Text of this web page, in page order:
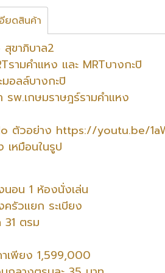
ยดสินค้า
ขาภิบาล2
รามคำแหง และ MRTบางกะปิ
มอลล์บางกะปิ
รพ.เกษมราษฎร์รามคำแหง
ตัวอย่าง https://youtu.be/
เหมือนในรูป
อน 1 ห้องนั่งเล่น
รัวแยก ระเบียง
ตรม
พียง 1,599,000